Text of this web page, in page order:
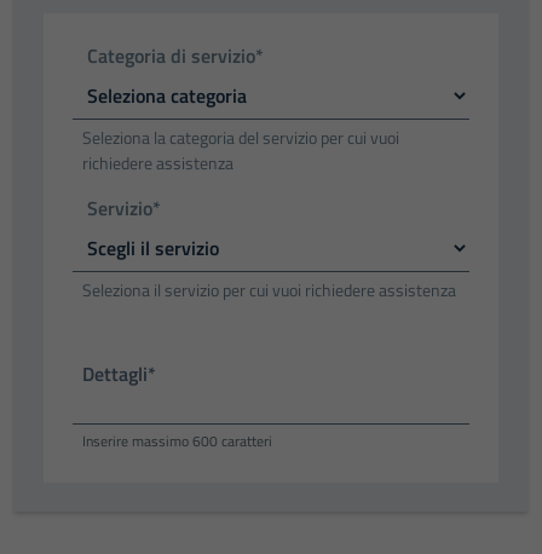
Categoria di servizio*
Seleziona la categoria del servizio per cui vuoi
richiedere assistenza
Servizio*
Seleziona il servizio per cui vuoi richiedere assistenza
Dettagli*
Inserire massimo 600 caratteri